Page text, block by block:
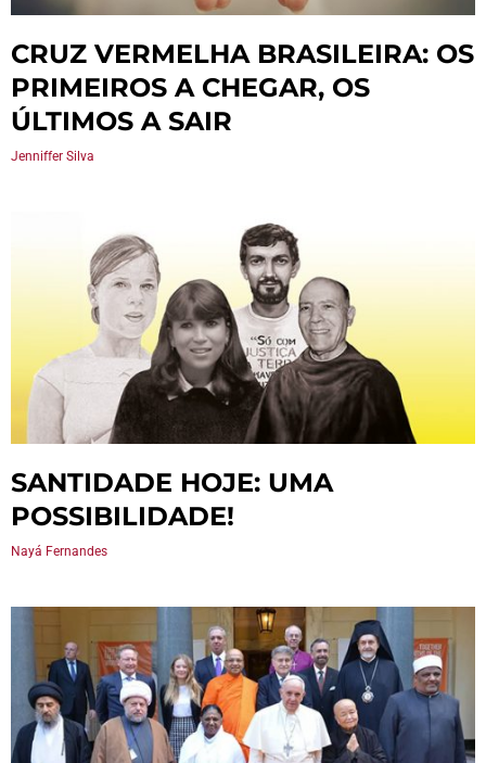
CRUZ VERMELHA BRASILEIRA: OS
PRIMEIROS A CHEGAR, OS
ÚLTIMOS A SAIR
Jenniffer Silva
SANTIDADE HOJE: UMA
POSSIBILIDADE!
Nayá Fernandes